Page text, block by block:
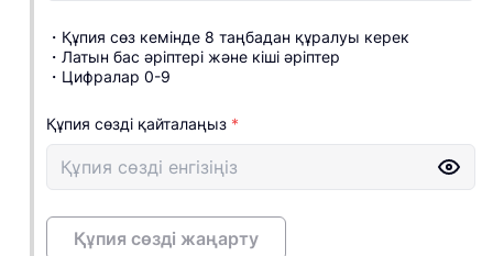
・ Құпия сөз кемінде 8 таңбадан құралуы керек
・ Латын бас әріптері және кіші әріптер
・ Цифралар 0-9
Құпия сөзді қайталаңыз *
Құпия сөзді жаңарту